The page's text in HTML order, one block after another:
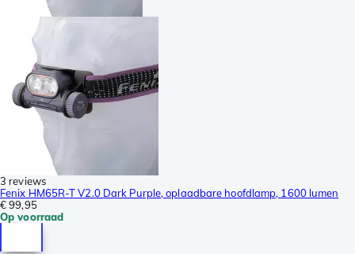
3 reviews
Fenix HM65R-T V2.0 Dark Purple, oplaadbare hoofdlamp, 1600 lumen
€ 99,95
Op voorraad